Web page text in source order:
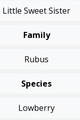
Little Sweet Sister
Family
Rubus
Species
Lowberry